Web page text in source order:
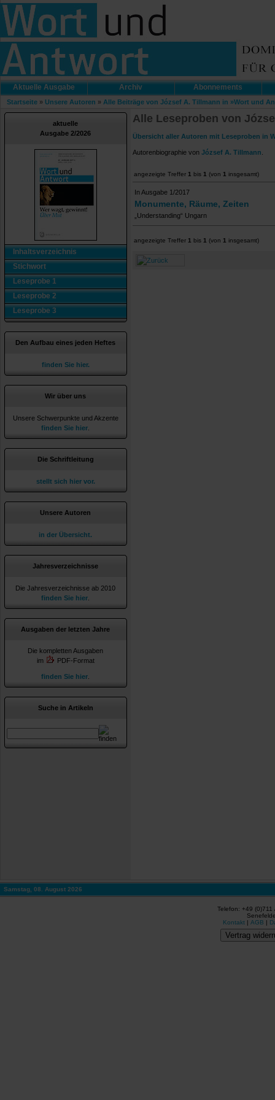
Aktuelle Ausgabe Archiv Abonnements
Startseite » Unsere Autoren » Alle Beiträge von József A. Tillmann in »Wort und
aktuelle
Ausgabe 2/2026
Inhaltsverzeichnis
Stichwort
Leseprobe 1
Leseprobe 2
Leseprobe 3
Den Aufbau eines jeden Heftes
finden Sie hier.
Wir über uns
Unsere Schwerpunkte und Akzente
finden Sie hier
Die Schriftleitung
stellt sich hier vor.
Unsere Autoren
in der Übersicht.
Jahresverzeichnisse
Die Jahresverzeichnisse ab 2010
finden Sie hier
Ausgaben der letzten Jahre
Die kompletten Ausgaben
im
PDF-Format
finden Sie hier
Suche in Artikeln
Alle Leseproben von
Übersicht aller Autoren mit Leseproben in
Autorenbiographie von József A. Tillmann
angezeigte Treffer 1 bis 1 (von 1 insgesamt)
In Ausgabe 1/2017
Monumente, Räume, Zeiten
„Understanding“ Ungarn
angezeigte Treffer 1 bis 1 (von 1 insgesamt)
Samstag, 08. August 2026
Telefon: +49
Kontakt | AGB |
Vertrag